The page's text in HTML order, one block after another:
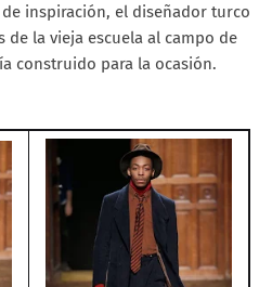
de inspiración, el diseñador turco
la vieja escuela al campo de
construido para la ocasión.